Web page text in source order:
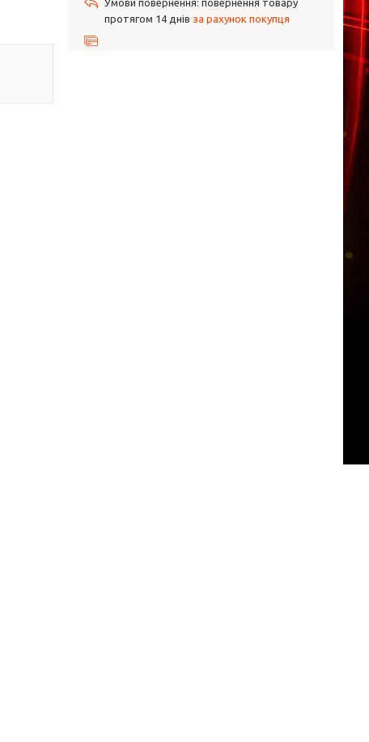
повернення товару
протягом 14 днів за рахунок покупця